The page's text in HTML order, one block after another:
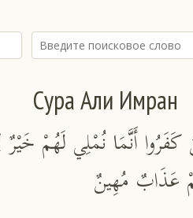
Сура Али Имран
أَنَّمَا نُمْلِي لَهُمْ
عَذَابٌ مُهِينٌ